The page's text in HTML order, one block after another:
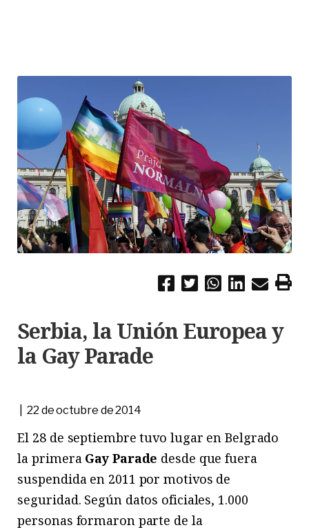
Serbia, la Unión Europea y
la Gay Parade
| 22 de octubre de 2014
El 28 de septiembre tuvo lugar en Belgrado
la primera Gay Parade desde que fuera
suspendida en 2011 por motivos de
seguridad. Según datos oficiales, 1.000
personas formaron parte de la